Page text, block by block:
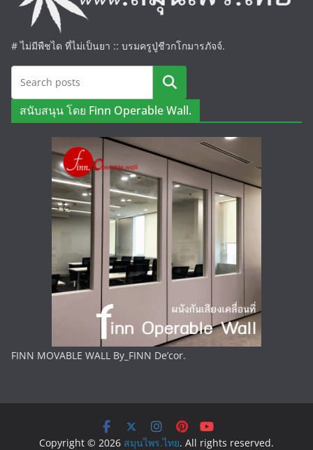
# ไม่มีพืชได ที่ไม่เป็นยา :: บรมครูปู่ชีวกโกมารภัจจ์.
ค้นหา
สนับสนุน โดย Finn Operable Wall.
FINN MOVABLE WALL By_FINN De’cor.
Copyright © 2026 สมุนไพร.ไทย. All rights reserved.